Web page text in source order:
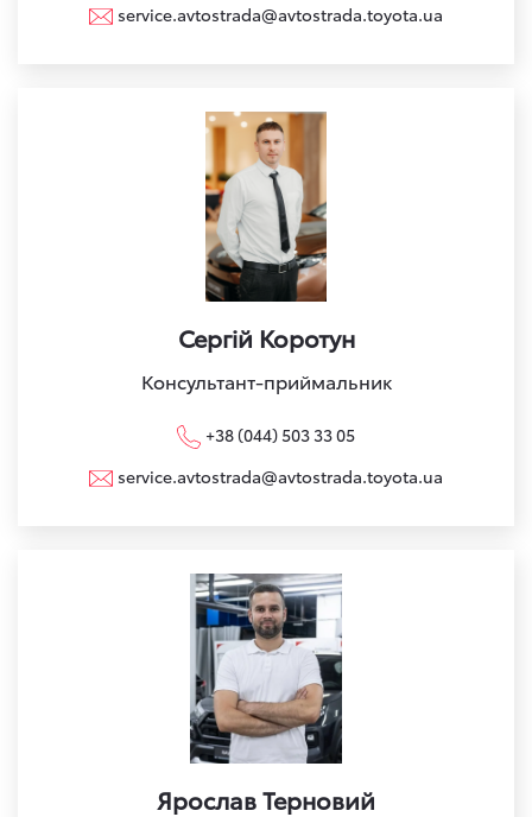
service.avtostrada@avtostrada.toyota.ua
Сергій Коротун
Консультант-приймальник
+38 (044) 503 33 05
service.avtostrada@avtostrada.toyota.ua
Ярослав Терновий